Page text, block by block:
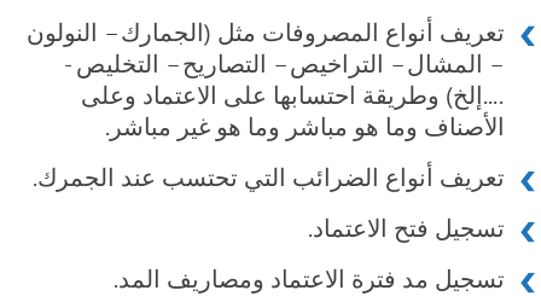
تعريف أنواع المصروفات مثل (الجمارك – النولون
– المشال – التراخيص – التصاريح – التخليص -
....إلخ) وطريقة احتسابها على الاعتماد وعلى
الأصناف وما هو مباشر وما هو غير مباشر.
تعريف أنواع الضرائب التي تحتسب عند الجمرك.
تسجيل فتح الاعتماد.
تسجيل مد فترة الاعتماد ومصاريف المد.